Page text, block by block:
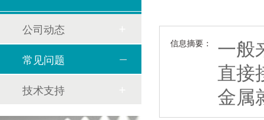
信息摘要：
一般
直接
金属
公司动态
常见问题
技术支持